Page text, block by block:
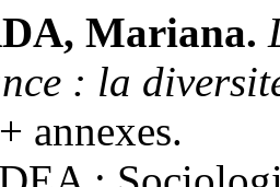
Mariana.
: la
annexes.